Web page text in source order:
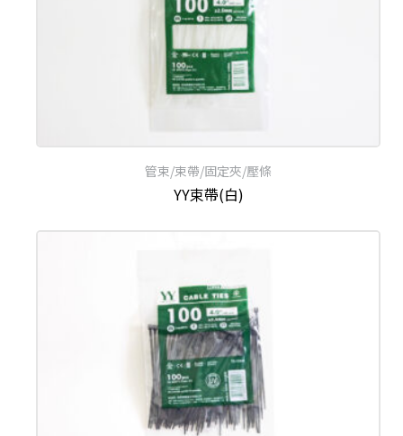
管束/束帶/固定夾/壓條
YY束帶(白)